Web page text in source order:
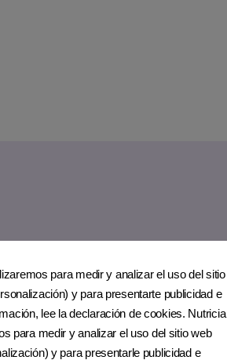
de ti
para medir y analizar el uso del sitio
y para presentarte publicidad e
lee la declaración de cookies. Nutricia
para medir y analizar el uso del sitio web
y para presentarle publicidad e